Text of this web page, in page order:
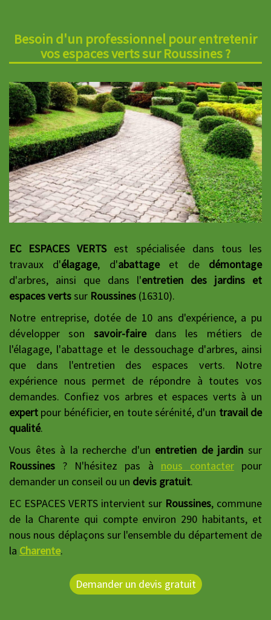
Besoin d'un professionnel pour entretenir
vos espaces verts sur Roussines ?
EC ESPACES VERTSest spécialisée dans tous les
travaux d'élagage, d'abattageet de démontage
d'arbres, ainsi que dans l'entretien des jardins et
espaces vertssur Roussines (16310).
Notre entreprise, dotée de 10 ans d'expérience, a pu
développer son savoir-fairedans les métiers de
l'élagage, l'abattage et le dessouchage d'arbres, ainsi
que dans l'entretien des espaces verts. Notre
expérience nous permet de répondre à toutes vos
demandes. Confiez vos arbres et espaces verts à un
expert pour bénéficier, en toute sérénité, d'un travail de
qualité.
Vous êtes à la recherche d'un entretien de jardin sur
Roussines ? N'hésitez pas à nous contacterpour
demander un conseil ou un devis gratuit.
EC ESPACES VERTS intervient sur Roussines, commune
de la Charente qui compte environ 290 habitants, et
nous nous déplaçons sur l'ensemble du département de
la Charente.
Demander un devis gratuit